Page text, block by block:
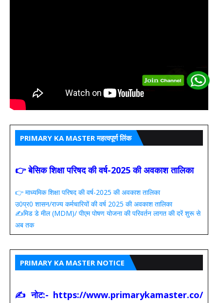
PRIMARY KA MASTER महत्वपूर्ण लिंक
👉 बेसिक शिक्षा परिषद की वर्ष-2025 की अवकाश तालिका
👉 माध्यमिक शिक्षा परिषद की वर्ष-2025 की अवकाश तालिका
उ0प्र0 शासन/राज्य कर्मचारियों की वर्ष 2025 की अवकाश तालिका
✍️मिड डे मील (MDM)/ पीएम पोषण योजना की परिवर्तन लागत की दरें शुरू से
अब तक
PRIMARY KA MASTER NOTICE
✍ नोट:- https://www.primarykamaster.co/